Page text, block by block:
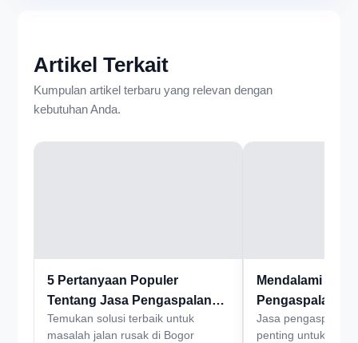
Artikel Terkait
Kumpulan artikel terbaru yang relevan dengan
kebutuhan Anda.
5 Pertanyaan Populer
Tentang Jasa Pengaspalan
Bogor
Temukan solusi terbaik untuk
masalah jalan rusak di Bogor
Mendalami
Pengaspalan
untuk
Jasa pengaspalan
penting untuk